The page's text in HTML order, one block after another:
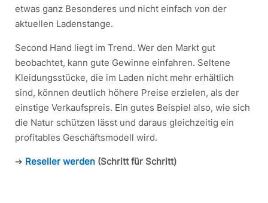
etwas ganz Besonderes und nicht einfach von der
aktuellen Ladenstange.
Second Hand liegt im Trend. Wer den Markt gut
beobachtet, kann gute Gewinne einfahren. Seltene
Kleidungsstücke, die im Laden nicht mehr erhältlich
sind, können deutlich höhere Preise erzielen, als der
einstige Verkaufspreis. Ein gutes Beispiel also, wie sich
die Natur schützen lässt und daraus gleichzeitig ein
profitables Geschäftsmodell wird.
➔ Reseller werden (Schritt für Schritt)